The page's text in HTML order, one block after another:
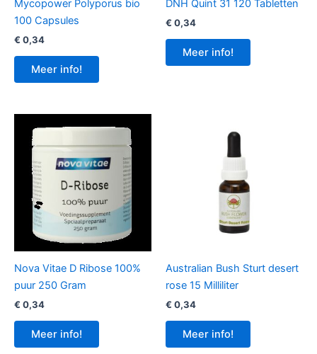
Mycopower Polyporus bio
100 Capsules
€ 0,34
Meer info!
DNH Quint 31 120 Tabletten
€ 0,34
Meer info!
Nova Vitae D Ribose 100%
puur 250 Gram
€ 0,34
Meer info!
Australian Bush Sturt desert
rose 15 Milliliter
€ 0,34
Meer info!